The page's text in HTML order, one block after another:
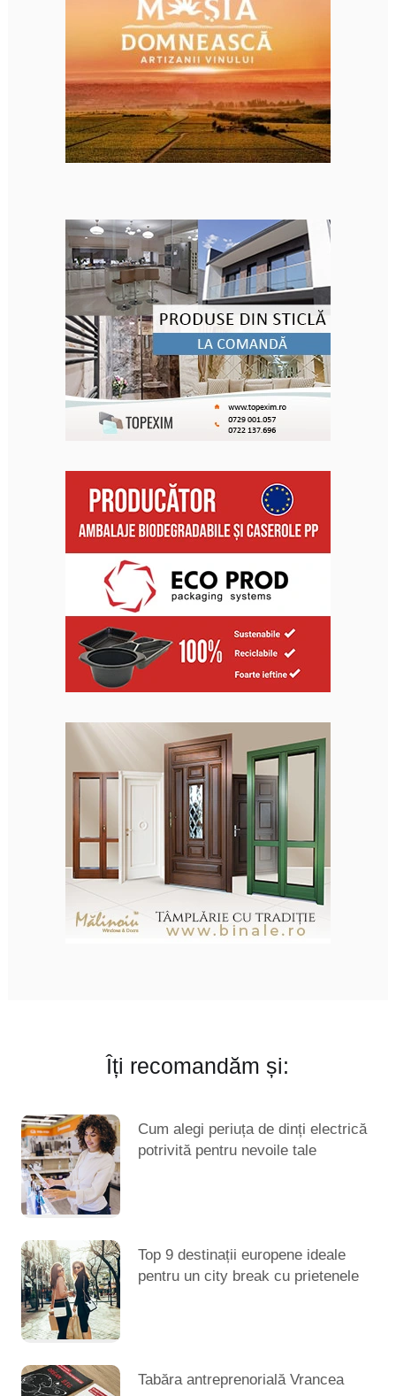
Îți recomandăm și:
Cum alegi periuța de dinți electrică
potrivită pentru nevoile tale
Top 9 destinații europene ideale
pentru un city break cu prietenele
Tabăra antreprenorială Vrancea